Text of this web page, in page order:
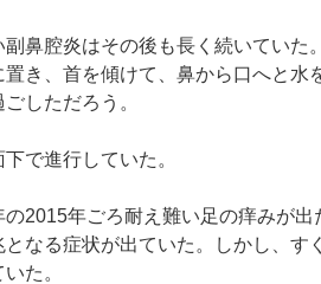
副鼻腔炎はその後も長く続いていた
き、首を傾けて、鼻から口へと水
しただろう。
で進行していた。
の2015年ごろ耐え難い足の痒みが出
となる症状が出ていた。しかし、す
た。